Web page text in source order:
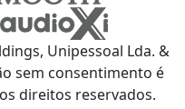
Unipessoal Lda. &
sem consentimento é
direitos reservados.